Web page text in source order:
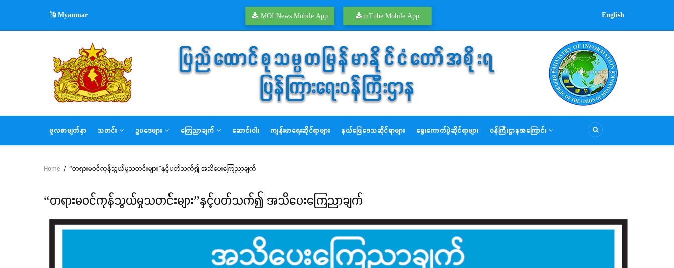
main
Myanmar MOI News Mobile App mTube Mobile App English
MAIN
NAVIGATION
မူလစာမျက်နှာ သတင်း ဥပဒေများ ကြေညာချက် ဆောင်းပါး ကျန်းမာရေးဆိုင်ရာများ နယ်မြေဒေသဆိုင်ရာများ ရွေးကောက်ပွဲဆိုင်ရာများ ဝန်ကြီးဌာနအကြောင်း
Breadcrumb
Home / “တရားမဝင်ကုန်သွယ်မှုသတင်းများ”နှင့်ပတ်သက်၍ အသိပေးကြေညာချက်
“တရားမဝင်ကုန်သွယ်မှုသတင်းများ”နှင့်ပတ်သက်၍ အသိပေးကြေညာချက်